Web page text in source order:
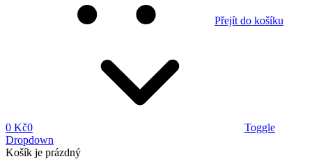
Přejít do košíku
0 Kč0
Toggle
Dropdown
Košík je prázdný